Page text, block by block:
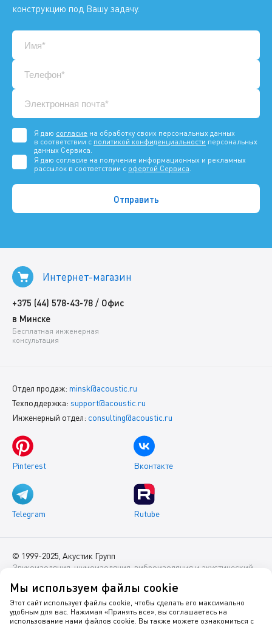
конструкцию под Вашу задачу.
Я даю согласие на обработку своих персональных данных
в соответствии с политикой конфиденциальности персональных
данных Сервиса.
Я даю согласие на получение информационных и рекламных
рассылок в соответствии с офертой Сервиса.
Интернет-магазин
+375 (44) 578-43-78 / Офис
в Минске
Бесплатная инженерная
консультация
Отдел продаж: minsk@acoustic.ru
Техподдержка: support@acoustic.ru
Инженерный отдел: consulting@acoustic.ru
Pinterest Вконтакте
Telegram Rutube
© 1999-2025, Акустик Групп
Звукоизоляция, шумоизоляция, виброизоляция и акустический
Данный интернет-сайт носит исключительно информационный
характер и ни при каких условиях не является публичной
Мы используем файлы cookie
Этот сайт использует файлы cookie, чтобы сделать его максимально
удобным для вас. Нажимая «Принять все», вы соглашаетесь на
использование нами файлов cookie. Вы также можете ознакомиться с